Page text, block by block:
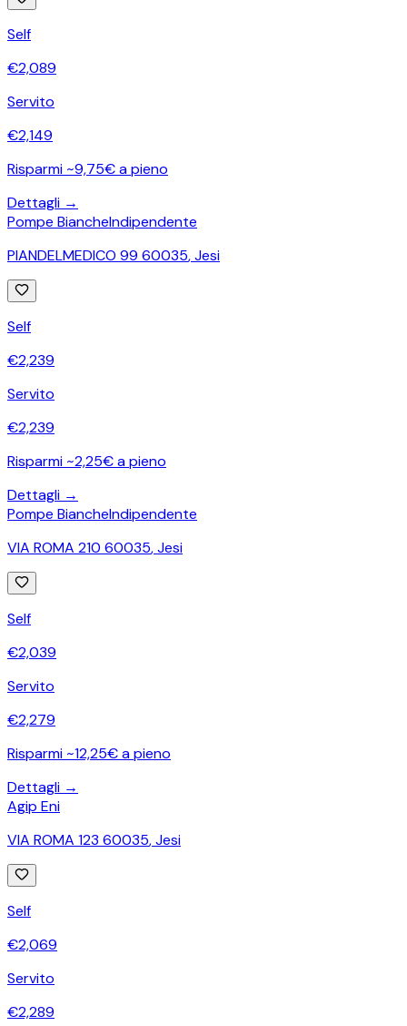
Self
€2,089
Servito
€2,149
Risparmi ~9,75€ a pieno
Dettagli →
Pompe BiancheIndipendente
PIANDELMEDICO 99 60035,Jesi
Self
€2,239
Servito
€2,239
Risparmi ~2,25€ a pieno
Dettagli →
Pompe BiancheIndipendente
VIA ROMA 210 60035,Jesi
Self
€2,039
Servito
€2,279
Risparmi ~12,25€ a pieno
Dettagli →
Agip Eni
VIA ROMA 123 60035,Jesi
Self
€2,069
Servito
€2,289